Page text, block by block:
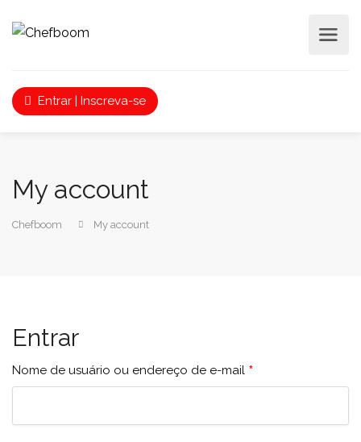
Entrar | Inscreva-se
My account
Chefboom My account
Entrar
Nome de usuário ou endereço de e-mail *